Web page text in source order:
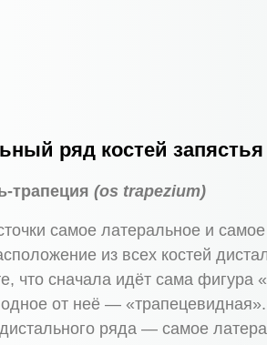
ряд костей запястья
трапеция (os trapezium)
самое латеральное и
из всех костей
что сначала идёт сама фигура
от неё — «трапецевидная».
дистального ряда — самое